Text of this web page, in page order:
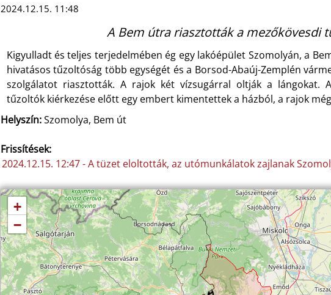
2024.12.15. 11:48
A Bem útra riasztották a mezőkövesdi
Kigyulladt és teljes terjedelmében ég egy lakóépület Szomolyán, a
hivatásos tűzoltóság több egységét és a Borsod-Abaúj-Zemplén
szolgálatot riasztották. A rajok két vízsugárral oltják a lángokat.
tűzoltók kiérkezése előtt egy embert kimentettek a házból, a rajok
Helyszín:Szomolya, Bem út
Frissítések:
2024.12.15. 12:47 - A tüzet eloltották, az utómunkálatok zajlanak
+
−